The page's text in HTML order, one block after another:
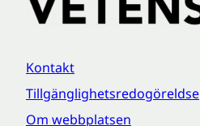
Kontakt
Tillgänglighetsredogöreldse
Om webbplatsen